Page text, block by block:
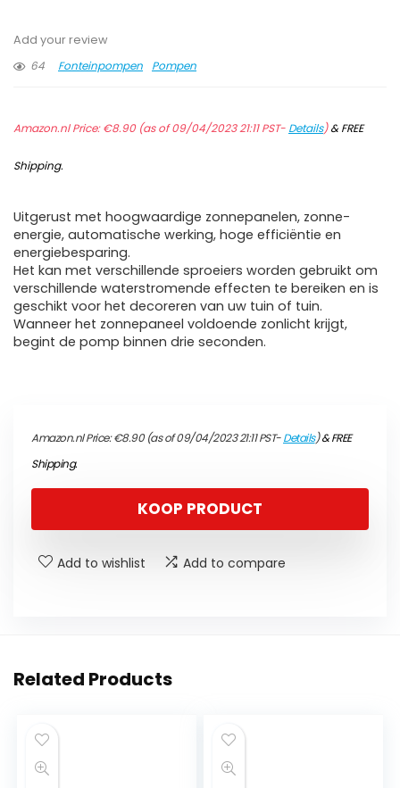
Add your review
64
Fonteinpompen Pompen
Amazon.nl Price:€8.90(as of 09/04/2023 21:11 PST- Details)&FREE
Shipping.
Uitgerust met hoogwaardige zonnepanelen, zonne-
energie, automatische werking, hoge efficiëntie en
energiebesparing.
Het kan met verschillende sproeiers worden gebruikt om
verschillende waterstromende effecten te bereiken en is
geschikt voor het decoreren van uw tuin of tuin.
Wanneer het zonnepaneel voldoende zonlicht krijgt,
begint de pomp binnen drie seconden.
Amazon.nl Price:€8.90(as of 09/04/2023 21:11 PST-Details)&FREE
Shipping.
KOOP PRODUCT
Add to wishlist Add to compare
Related Products